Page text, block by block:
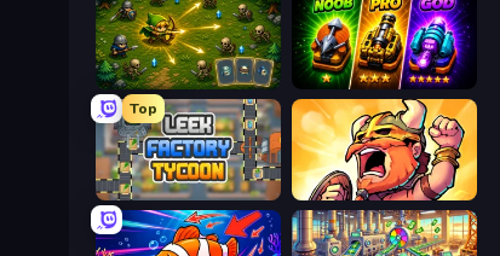
Tiny Ranger Merge Survival
Top
Leek Factory Tycoon World Survivors